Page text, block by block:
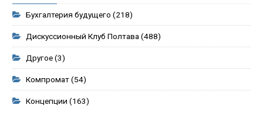
Бухгалтерия будущего (218)
Дискуссионный Клуб Полтава(488)
Другое(3)
Компромат(54)
Концепции (163)